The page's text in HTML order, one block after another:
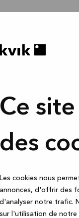
Ce
des
Les cookies nous
annonces, d'offrir des
d'analyser notre trafic.
sur l'utilisation de notre